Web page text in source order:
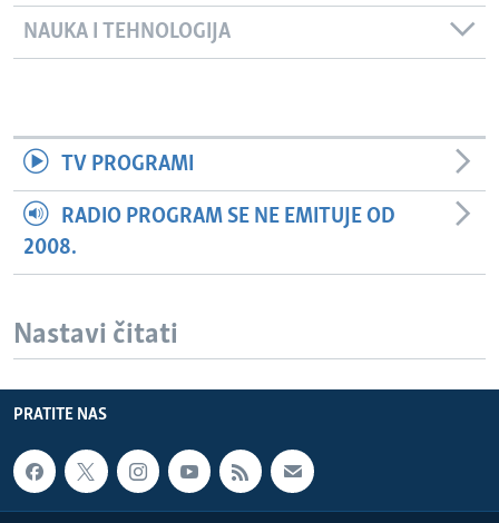
NAUKA I TEHNOLOGIJA
TV PROGRAMI
RADIO PROGRAM SE NE EMITUJE OD
2008.
Nastavi čitati
PRATITE NAS